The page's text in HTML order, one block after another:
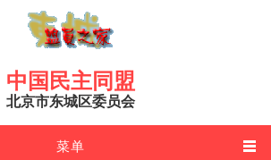
中国民主同盟
北京市东城区委员会
菜单